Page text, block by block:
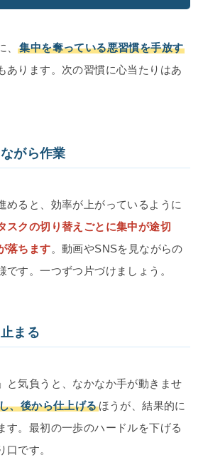
、集中を奪っている悪習慣を手放す
あります。次の習慣に心当たりはあ
がら作業
めると、効率が上がっているように
スクの切り替えごとに集中が途切
落ちます。動画やSNSを見ながらの
です。一つずつ片づけましょう。
まる
と気負うと、なかなか手が動きませ
、後から仕上げるほうが、結果的に
す。最初の一歩のハードルを下げる
口です。